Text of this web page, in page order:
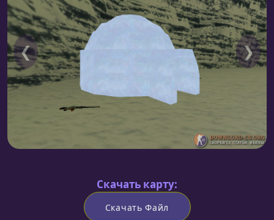
❮ ❯
Скачать карту:
Скачать Файл